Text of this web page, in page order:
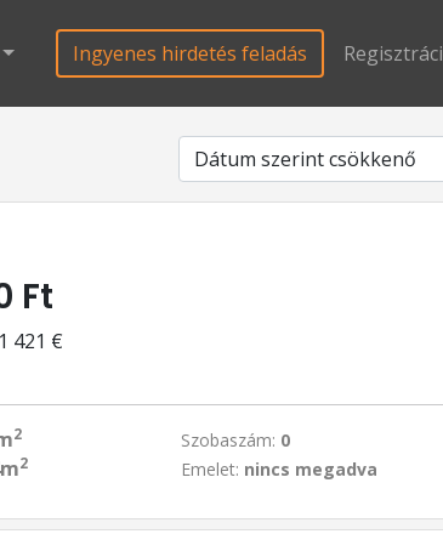
Ingyenes hirdetés feladás
Ft
421 €
2
2
Szobaszám: 0
Emelet: nincs megadva